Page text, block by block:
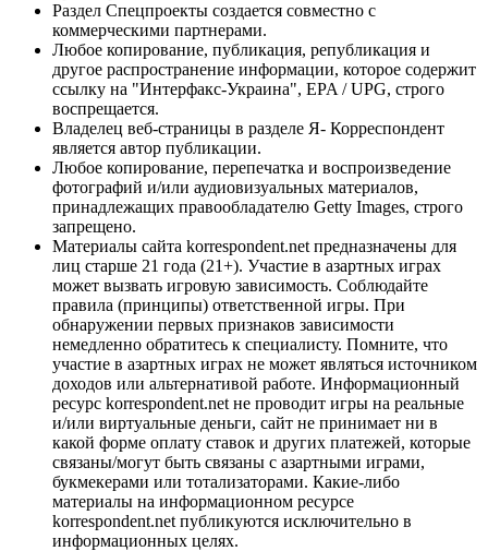
Раздел Спецпроекты создается совместно с
коммерческими партнерами.
Любое копирование, публикация, републикация и
другое распространение информации, которое содержит
ссылку на "Интерфакс-Украина", EPA / UPG, строго
воспрещается.
Владелец веб-страницы в разделе Я- Корреспондент
является автор публикации.
Любое копирование, перепечатка и воспроизведение
фотографий и/или аудиовизуальных материалов,
принадлежащих правообладателю Getty Images, строго
запрещено.
Материалы сайта korrespondent.net предназначены для
лиц старше 21 года (21+). Участие в азартных играх
может вызвать игровую зависимость. Соблюдайте
правила (принципы) ответственной игры. При
обнаружении первых признаков зависимости
немедленно обратитесь к специалисту. Помните, что
участие в азартных играх не может являться источником
доходов или альтернативой работе. Информационный
ресурс korrespondent.net не проводит игры на реальные
и/или виртуальные деньги, сайт не принимает ни в
какой форме оплату ставок и других платежей, которые
связаны/могут быть связаны с азартными играми,
букмекерами или тотализаторами. Какие-либо
материалы на информационном ресурсе
korrespondent.net публикуются исключительно в
информационных целях.